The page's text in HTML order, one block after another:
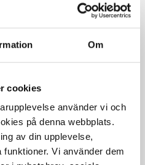
Om
cookies
använder vi och
på denna webbplats.
av din upplevelse,
Vi använder dem
Skruv/brick/mutter
sortiment ORSY 4.4.1.
enligt DIN84/125/934/963
Stål
4.8 Draghållfasthet